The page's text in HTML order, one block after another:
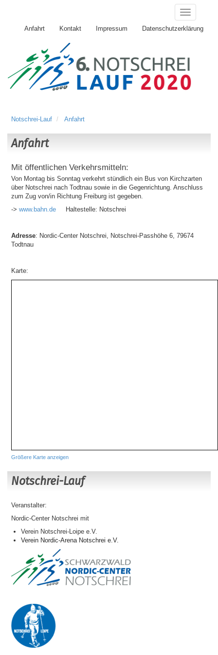
Anfahrt Kontakt Impressum Datenschutzerklärung
Notschrei-Lauf Anfahrt
Anfahrt
Mit öffentlichen Verkehrsmitteln:
Von Montag bis Sonntag verkehrt stündlich ein Bus von Kirchzarten
über Notschrei nach Todtnau sowie in die Gegenrichtung. Anschluss
zum Zug von/in Richtung Freiburg ist gegeben.
-> www.bahn.de Haltestelle: Notschrei
Adresse: Nordic-Center Notschrei, Notschrei-Passhöhe 6, 79674
Todtnau
Karte:
Größere Karte anzeigen
Notschrei-Lauf
Veranstalter:
Nordic-Center Notschrei mit
Verein Notschrei-Loipe e.V.
Verein Nordic-Arena Notschrei e.V.